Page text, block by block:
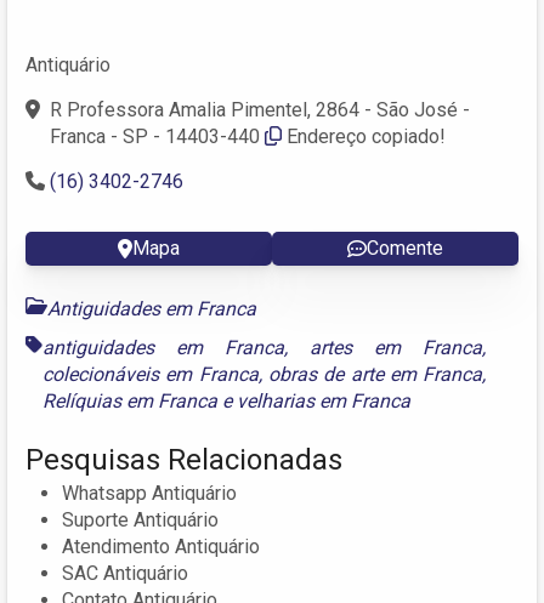
Antiquário
R Professora Amalia Pimentel, 2864 - São José -
Franca - SP - 14403-440
Endereço copiado!
(16) 3402-2746
Mapa Comente
Antiguidades em Franca
antiguidades em Franca, artes em Franca,
colecionáveis em Franca, obras de arte em Franca,
Relíquias em Franca e velharias em Franca
Pesquisas Relacionadas
Whatsapp Antiquário
Suporte Antiquário
Atendimento Antiquário
SAC Antiquário